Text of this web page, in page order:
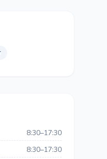
8:30–17:30
8:30–17:30